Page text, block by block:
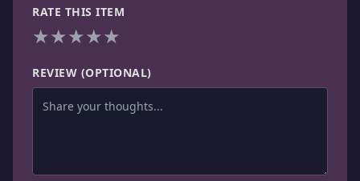
RATE THIS ITEM
★★★★★
REVIEW (OPTIONAL)